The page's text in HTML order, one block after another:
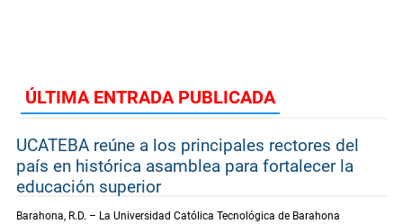
ÚLTIMA ENTRADA PUBLICADA
UCATEBA reúne a los principales rectores del
país en histórica asamblea para fortalecer la
educación superior
Barahona, R.D. – La Universidad Católica Tecnológica de Barahona